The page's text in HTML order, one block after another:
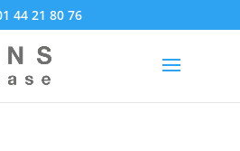
44 21 80 76